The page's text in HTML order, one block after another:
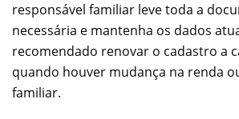
responsável familiar leve toda a
necessária e mantenha os dados
recomendado renovar o cadastro a
quando houver mudança na renda
familiar.